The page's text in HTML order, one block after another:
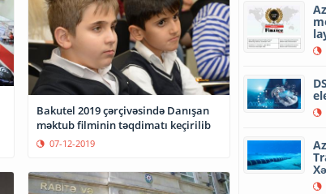
Bakutel 2019 çərçivəsində Danışan
məktub filminin təqdimatı keçirilib
07-12-2019